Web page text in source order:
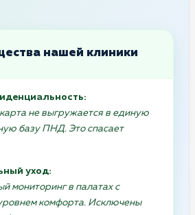
нашей клиники
не выгружается в единую
базу ПНД. Это спасает
уход:
мониторинг в палатах с
комфорта. Исключены